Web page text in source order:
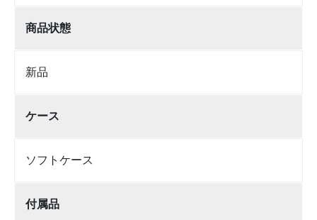
商品状態
新品
ケース
ソフトケース
付属品